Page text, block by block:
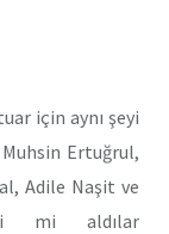
için aynı şeyi
Ertuğrul,
Adile Naşit ve
mi aldılar